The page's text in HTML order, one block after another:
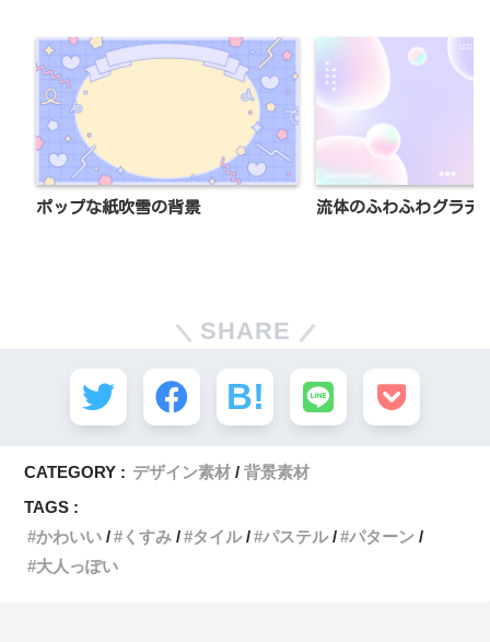
ポップな紙吹雪の背景 流体のふわふわグラデ
SHARE
CATEGORY : デザイン素材
背景素材
TAGS :
かわいい
くすみ タイル パステル
パターン
大人っぽい